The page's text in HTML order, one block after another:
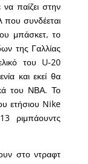
να παίζει στην
που συνδέεται
μπάσκετ, το
της Γαλλίας
του U-20
και εκεί θα
του ΝΒΑ. Το
ετήσιου Nike
ριμπάουντς
στο ντραφτ